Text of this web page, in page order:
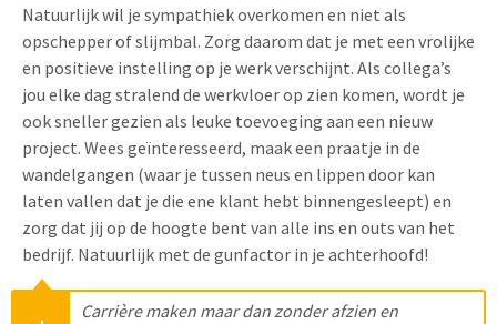
Natuurlijk wil je sympathiek overkomen en niet als
opschepper of slijmbal. Zorg daarom dat je met een vrolijke
en positieve instelling op je werk verschijnt. Als collega’s
jou elke dag stralend de werkvloer op zien komen, wordt je
ook sneller gezien als leuke toevoeging aan een nieuw
project. Wees geïnteresseerd, maak een praatje in de
wandelgangen (waar je tussen neus en lippen door kan
laten vallen dat je die ene klant hebt binnengesleept) en
zorg dat jij op de hoogte bent van alle ins en outs van het
bedrijf. Natuurlijk met de gunfactor in je achterhoofd!
Carrière maken maar dan zonder afzien en